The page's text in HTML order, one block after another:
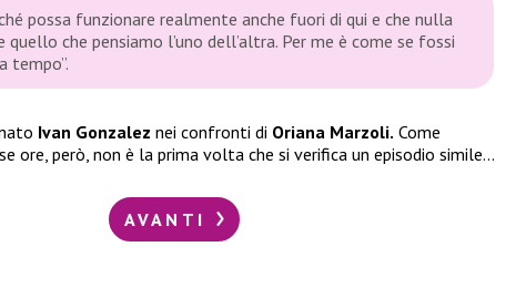
possa funzionare realmente anche fuori di qui e che nulla
quello che pensiamo l’uno dell’altra. Per me è come se fossi
tempo”.
Ivan Gonzalez nei confronti di Oriana Marzoli. Come
ore, però, non è la prima volta che si verifica un episodio simile…
AVANTI